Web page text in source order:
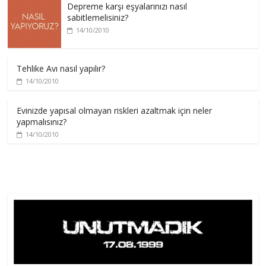
Depreme karşı eşyalarınızı nasıl
sabitlemelisiniz?
14/10/2010
Tehlike Avı nasıl yapılır?
14/10/2010
Evinizde yapısal olmayan riskleri azaltmak için neler
yapmalısınız?
14/10/2010